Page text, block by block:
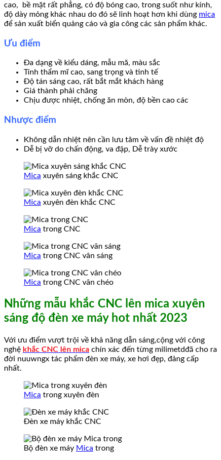
cao, bề mặt rất phẳng, có độ bóng cao, trong suốt như kính,
độ dày mỏng khác nhau do đó sẽ linh hoạt hơn khi dùng mica
để sản xuất biển quảng cáo và gia công các sản phẩm khác.
Ưu điểm
Đa dạng về kiểu dáng, mẫu mã, màu sắc
Tính thẩm mĩ cao, sang trọng và tinh tế
Độ tán sáng cao, rất bắt mắt khách hàng
Giá thành phải chăng
Chịu được nhiệt, chống ăn mòn, độ bền cao các
Nhược điểm
Không dẫn nhiệt nên cần lưu tâm về vấn đề nhiệt độ
Dễ bị vỡ do chấn động, va đập, Dễ trày xước
Mica xuyên sáng khắc CNC
Mica xuyên đèn khắc CNC
Mica trong CNC
Mica trong CNC vân sáng
Mica trong CNC vân chéo
Những mẫu khắc CNC lên mica xuyên
sáng độ đèn xe máy hot nhất 2023
Với ưu điểm vượt trội về khả năng dẫn sáng,cộng với công
nghệ khắc CNC lên mica chín xác đến từng milimetdđã cho ra
đời nuuwngx tác phẩm đèn xe máy, xe hơi đẹp, đảng cấp
nhất.
Mica trong xuyên đèn
Đèn xe máy khắc CNC
Bộ đèn xe máy Mica trong